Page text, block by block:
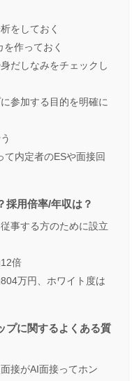
をしておく
作っておく
だしなみをチェックし
参加する目的を明確に
内定者のESや面接回
採用倍率/年収は？
事する方のために設立
倍
万円、ホワイト度は
プに関するよくある質
接がAI面接ってホン